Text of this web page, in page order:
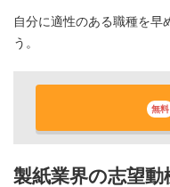
自分に適性のある職種を早
う。
無料
製紙業界の志望